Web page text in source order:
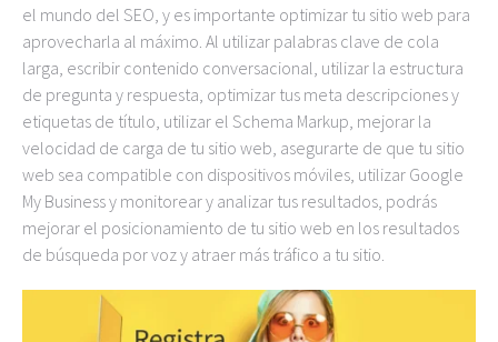
el mundo del SEO, y es importante optimizar tu sitio web para
aprovecharla al máximo. Al utilizar palabras clave de cola
larga, escribir contenido conversacional, utilizar la estructura
de pregunta y respuesta, optimizar tus meta descripciones y
etiquetas de título, utilizar el Schema Markup, mejorar la
velocidad de carga de tu sitio web, asegurarte de que tu sitio
web sea compatible con dispositivos móviles, utilizar Google
My Business y monitorear y analizar tus resultados, podrás
mejorar el posicionamiento de tu sitio web en los resultados
de búsqueda por voz y atraer más tráfico a tu sitio.